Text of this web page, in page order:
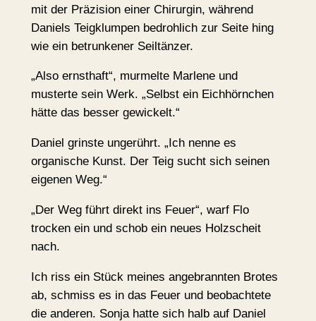
mit der Präzision einer Chirurgin, während
Daniels Teigklumpen bedrohlich zur Seite hing
wie ein betrunkener Seiltänzer.
„Also ernsthaft“, murmelte Marlene und
musterte sein Werk. „Selbst ein Eichhörnchen
hätte das besser gewickelt.“
Daniel grinste ungerührt. „Ich nenne es
organische Kunst. Der Teig sucht sich seinen
eigenen Weg.“
„Der Weg führt direkt ins Feuer“, warf Flo
trocken ein und schob ein neues Holzscheit
nach.
Ich riss ein Stück meines angebrannten Brotes
ab, schmiss es in das Feuer und beobachtete
die anderen. Sonja hatte sich halb auf Daniel